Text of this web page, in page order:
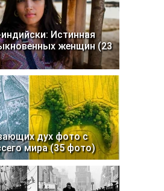
Истинная
женщин (23
дух фото с
мира (35 фото)